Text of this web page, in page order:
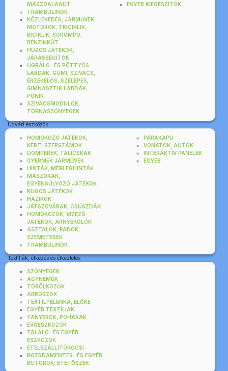
MÁSZÓALAGÚT
TRAMBULINOK
KÖZLEKEDÉS, JÁRMŰVEK,
MOTOROK, TRICIKLIK,
BICIKLIK, SOROMPÓ,
BENZINKÚT
HÚZÓS JÁTÉKOK,
JÁRÁSSEGÍTŐK
UGRÁLÓ- ÉS PÖTTYÖS
LABDÁK, GUMI, SZIVACS,
ÉRZÉKELŐS, SZELEPES,
GIMNASZTIK LABDÁK,
PÓNIK
SZIVACSMODULOK,
TORNASZŐNYEGEK
EGYÉB KIEGÉSZÍTŐK
Udvari eszközök
HOMOKOZÓ JÁTÉKOK,
KERTI SZERSZÁMOK
DÖMPEREK, TALICSKÁK
GYERMEK JÁRMŰVEK
HINTÁK, MÉRLEGHINTÁK
MÁSZÓKÁK,
EGYENSÚLYOZÓ JÁTÉKOK
RUGÓS JÁTÉKOK
HÁZIKÓK
JÁTSZÓVÁRAK, CSÚSZDÁK
HOMOKOZÓK, VIZEZŐ
JÁTÉKOK, ÁRNYÉKOLÓK
ASZTALOK, PADOK,
SZEMETESEK
TRAMBULINOK
PÁRAKAPU
VONATOK, AUTÓK
INTERAKTÍV PANELEK
EGYÉB
Textíliák, étkezés és étkeztetés
SZŐNYEGEK
ÁGYNEMŰK
TÖRÖLKÖZŐK
ABROSZOK
TEXTILPELENKA, ELŐKE
EGYÉB TEXTÍLIÁK
TÁNYÉROK, POHARAK
EVŐESZKÖZÖK
TÁLALÓ- ÉS EGYÉB
ESZKÖZÖK
ÉTELSZÁLLÍTÓKOCSI
ROZSDAMENTES- ÉS EGYÉB
BÚTOROK, ETETŐSZÉK